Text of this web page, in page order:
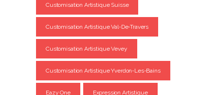
Customisation Artistique Suisse
Customisation Artistique Val-De-Travers
Customisation Artistique Vevey
Customisation Artistique Yverdon-Les-Bains
Eazy One Expression Artistique